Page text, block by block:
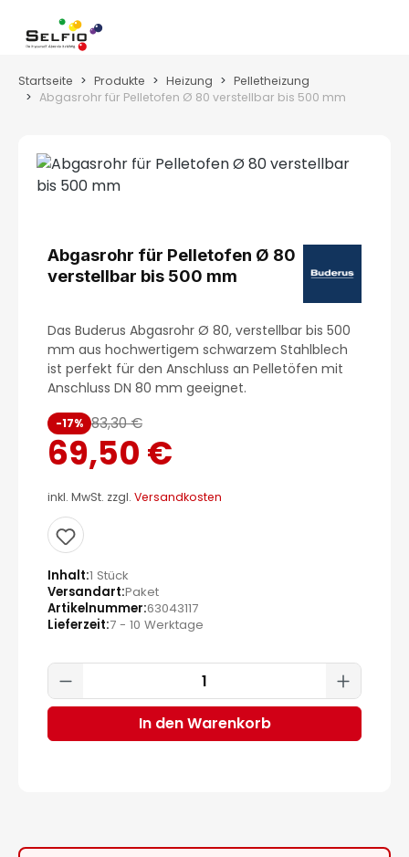
Zum Hauptinhalt springen
Startseite Produkte Heizung
Pelletheizung
Abgasrohr für Pelletofen Ø 80 verstellbar bis 500 mm
Abgasrohr für Pelletofen Ø 80
verstellbar bis 500 mm
Das Buderus Abgasrohr Ø 80, verstellbar bis 500
mm aus hochwertigem schwarzem Stahlblech
ist perfekt für den Anschluss an Pelletöfen mit
Anschluss DN 80 mm geeignet.
-17% 83,30 €
69,50 €
inkl. MwSt. zzgl. Versandkosten
Inhalt 1 Stück
Versandart Paket
Artikelnummer 63043117
Lieferzeit 7 - 10 Werktage
Produkt Anzahl: Gib den
In den Warenkorb